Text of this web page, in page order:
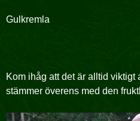
Gulkremla
Kom ihåg att det är alltid viktigt
stämmer överens med den